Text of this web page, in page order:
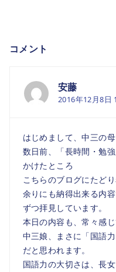
コメント
安藤
2016年12月8日
はじめまして、中三の母
数日前、「長時間・勉
かけたところ
こちらのブログにたどり
余りにも納得出来る内
ずつ拝見しています。
本日の内容も、常々感じ
中三娘、まさに「国語
だと思われます。
国語力の大切さは、長